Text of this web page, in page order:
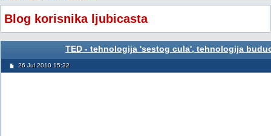
Blog korisnika ljubicasta
TED - tehnologija 'sestog cula', tehnologija
26 Jul 2010 15:32